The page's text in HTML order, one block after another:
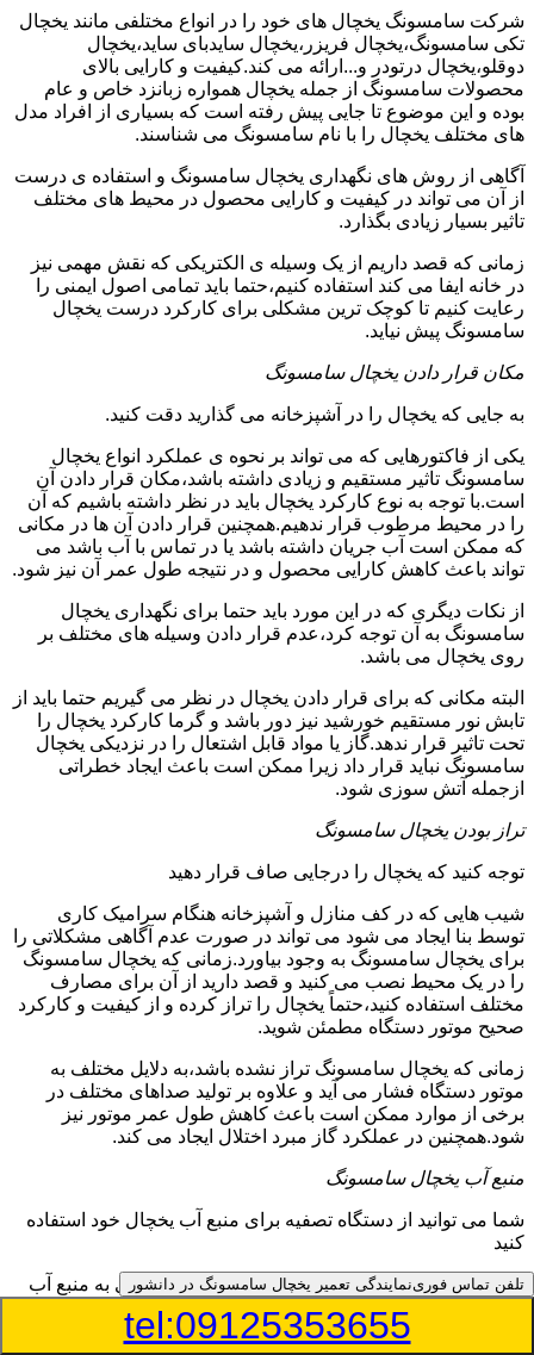
شرکت سامسونگ یخچال های خود را در انواع مختلفی مانند یخچال
تکی سامسونگ،یخچال فریزر،یخچال سایدبای ساید،یخچال
دوقلو،یخچال درتودر و...ارائه می کند.کیفیت و کارایی بالای
محصولات سامسونگ از جمله یخچال همواره زبانزد خاص و عام
بوده و این موضوع تا جایی پیش رفته است که بسیاری از افراد مدل
های مختلف یخچال را با نام سامسونگ می شناسند.
آگاهی از روش های نگهداری یخچال سامسونگ و استفاده ی درست
از آن می تواند در کیفیت و کارایی محصول در محیط های مختلف
تاثیر بسیار زیادی بگذارد.
زمانی که قصد داریم از یک وسیله ی الکتریکی که نقش مهمی نیز
در خانه ایفا می کند استفاده کنیم،حتما باید تمامی اصول ایمنی را
رعایت کنیم تا کوچک ترین مشکلی برای کارکرد درست یخچال
سامسونگ پیش نیاید.
مکان قرار دادن یخچال سامسونگ
به جایی که یخچال را در آشپزخانه می گذارید دقت کنید.
یکی از فاکتورهایی که می تواند بر نحوه ی عملکرد انواع یخچال
سامسونگ تاثیر مستقیم و زیادی داشته باشد،مکان قرار دادن آن
است.با توجه به نوع کارکرد یخچال باید در نظر داشته باشیم که آن
را در محیط مرطوب قرار ندهیم.همچنین قرار دادن آن ها در مکانی
که ممکن است آب جریان داشته باشد یا در تماس با آب باشد می
تواند باعث کاهش کارایی محصول و در نتیجه طول عمر آن نیز شود.
از نکات دیگری که در این مورد باید حتما برای نگهداری یخچال
سامسونگ به آن توجه کرد،عدم قرار دادن وسیله های مختلف بر
روی یخچال می باشد.
البته مکانی که برای قرار دادن یخچال در نظر می گیریم حتما باید از
تابش نور مستقیم خورشید نیز دور باشد و گرما کارکرد یخچال را
تحت تاثیر قرار ندهد.گاز یا مواد قابل اشتعال را در نزدیکی یخچال
سامسونگ نباید قرار داد زیرا ممکن است باعث ایجاد خطراتی
ازجمله آتش سوزی شود.
تراز بودن یخچال سامسونگ
توجه کنید که یخچال را درجایی صاف قرار دهید
شیب هایی که در کف منازل و آشپزخانه هنگام سرامیک کاری
توسط بنا ایجاد می شود می تواند در صورت عدم آگاهی مشکلاتی را
برای یخچال سامسونگ به وجود بیاورد.زمانی که یخچال سامسونگ
را در یک محیط نصب می کنید و قصد دارید از آن برای مصارف
مختلف استفاده کنید،حتماً یخچال را تراز کرده و از کیفیت و کارکرد
صحیح موتور دستگاه مطمئن شوید.
زمانی که یخچال سامسونگ تراز نشده باشد،به دلایل مختلف به
موتور دستگاه فشار می آید و علاوه بر تولید صداهای مختلف در
برخی از موارد ممکن است باعث کاهش طول عمر موتور نیز
شود.همچنین در عملکرد گاز مبرد اختلال ایجاد می کند.
منبع آب یخچال سامسونگ
شما می توانید از دستگاه تصفیه برای منبع آب یخچال خود استفاده
کنید
در دفترچه راهنمای یخچال سامسونگ قسمت ویژه ای به منبع آب
آن و راهنمایی لازم در زمینه نصب و استفاده از آن اختصاص داده
شده است.برخی از مدل های یخچال سامسونگ دارای منبع آبریز
تلفن تماس فورینمایندگی تعمیر یخچال سامسونگ در دانشور
tel:09125353655